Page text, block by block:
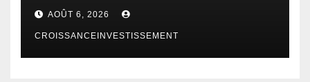
AOÛT 6, 2026
CROISSANCEINVESTISSEMENT